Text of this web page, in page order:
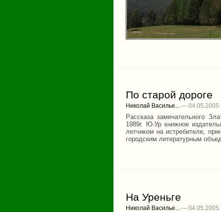
По старой дороге
Николай Василье... — 04.05.2005
Рассказа замечательного
1989г. Ю-Ур книжное
летчиком на истребителе,
городским литературным
На Уреньге
Николай Василье... — 04.05.2005